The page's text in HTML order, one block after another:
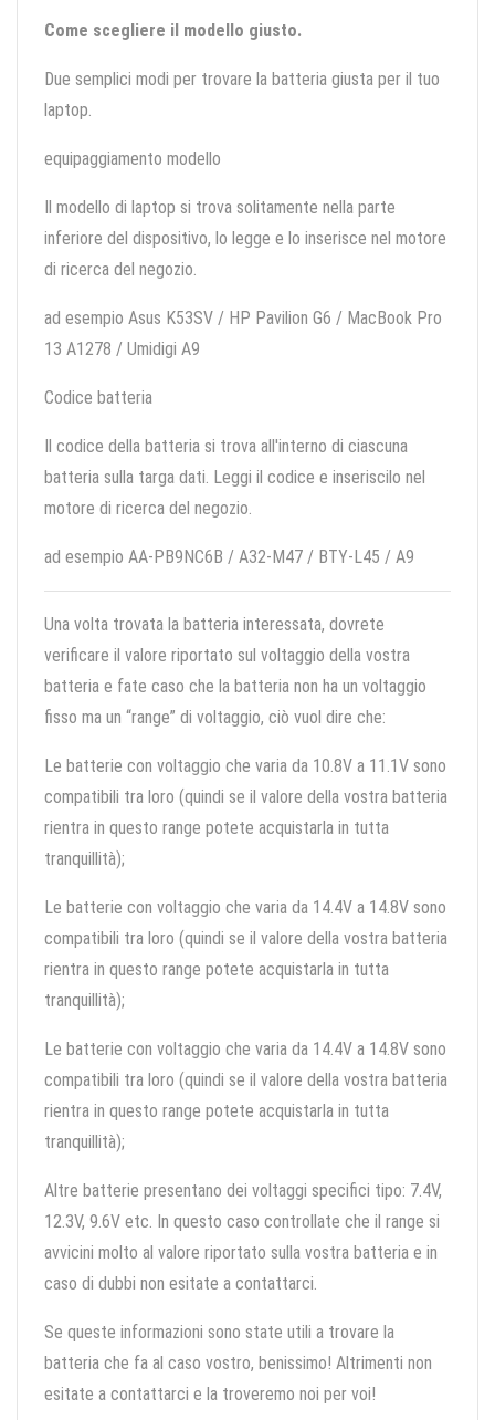
Come scegliere il modello giusto.
Due semplici modi per trovare la batteria giusta per il tuo
laptop.
equipaggiamento modello
Il modello di laptop si trova solitamente nella parte
inferiore del dispositivo, lo legge e lo inserisce nel motore
di ricerca del negozio.
ad esempio Asus K53SV / HP Pavilion G6 / MacBook Pro
13 A1278 / Umidigi A9
Codice batteria
Il codice della batteria si trova all'interno di ciascuna
batteria sulla targa dati. Leggi il codice e inseriscilo nel
motore di ricerca del negozio.
ad esempio AA-PB9NC6B / A32-M47 / BTY-L45 / A9
Una volta trovata la batteria interessata, dovrete
verificare il valore riportato sul voltaggio della vostra
batteria e fate caso che la batteria non ha un voltaggio
fisso ma un “range” di voltaggio, ciò vuol dire che:
Le batterie con voltaggio che varia da 10.8V a 11.1V sono
compatibili tra loro (quindi se il valore della vostra batteria
rientra in questo range potete acquistarla in tutta
tranquillità);
Le batterie con voltaggio che varia da 14.4V a 14.8V sono
compatibili tra loro (quindi se il valore della vostra batteria
rientra in questo range potete acquistarla in tutta
tranquillità);
Le batterie con voltaggio che varia da 14.4V a 14.8V sono
compatibili tra loro (quindi se il valore della vostra batteria
rientra in questo range potete acquistarla in tutta
tranquillità);
Altre batterie presentano dei voltaggi specifici tipo: 7.4V,
12.3V, 9.6V etc. In questo caso controllate che il range si
avvicini molto al valore riportato sulla vostra batteria e in
caso di dubbi non esitate a contattarci.
Se queste informazioni sono state utili a trovare la
batteria che fa al caso vostro, benissimo! Altrimenti non
esitate a contattarci e la troveremo noi per voi!